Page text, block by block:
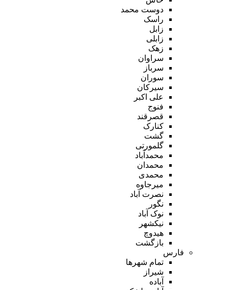
دوست محمد
راسک
زابل
زابلی
زهک
سراوان
سرباز
سوران
سیرکان
علی اکبر
فنوج
قصرقند
کنارک
گشت
گلمورتی
محمدآباد
محمدان
محمدی
میرجاوه
نصرت آباد
نگور
نوک آباد
نیکشهر
هیدوچ
بازگشت
فارس
تمام شهر‌ها
شیراز
آباده